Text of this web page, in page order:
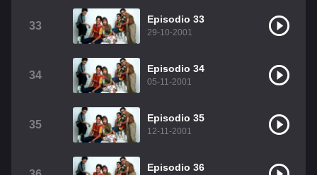
33
Episodio 33
29-10-2001
34
Episodio 34
05-11-2001
35
Episodio 35
12-11-2001
Episodio 36